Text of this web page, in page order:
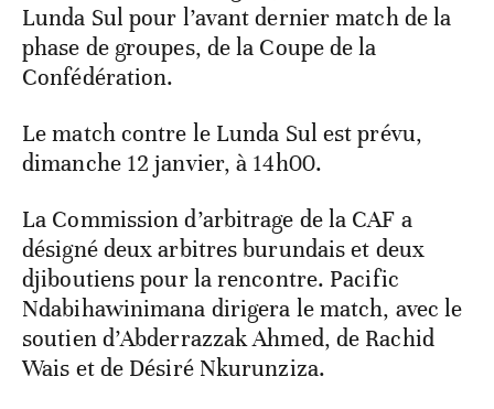
Lunda Sul pour l’avant dernier match de la
phase de groupes, de la Coupe de la
Confédération.
Le match contre le Lunda Sul est prévu,
dimanche 12 janvier, à 14h00.
La Commission d’arbitrage de la CAF a
désigné deux arbitres burundais et deux
djiboutiens pour la rencontre. Pacific
Ndabihawinimana dirigera le match, avec le
soutien d’Abderrazzak Ahmed, de Rachid
Wais et de Désiré Nkurunziza.